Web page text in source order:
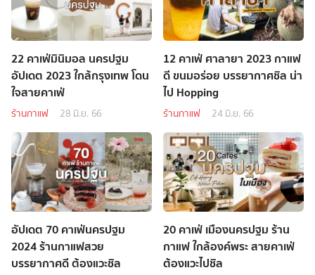
22 คาเฟ่มินิมอล นครปฐม
อัปเดต 2023 ใกล้กรุงเทพ โดน
ใจสายคาเฟ่
ร้านกาแฟ 28 มิ.ย. 66
12 คาเฟ่ ศาลายา 2023 กาแฟ
ดี ขนมอร่อย บรรยากาศชิล น่า
ไป Hopping
ร้านกาแฟ 24 มิ.ย. 66
อัปเดต 70 คาเฟ่นครปฐม
2024 ร้านกาแฟสวย
บรรยากาศดี ต้องแวะชิล
20 คาเฟ่ เมืองนครปฐม ร้าน
กาแฟ ใกล้องค์พระ สายคาเฟ่
ต้องแวะไปชิล